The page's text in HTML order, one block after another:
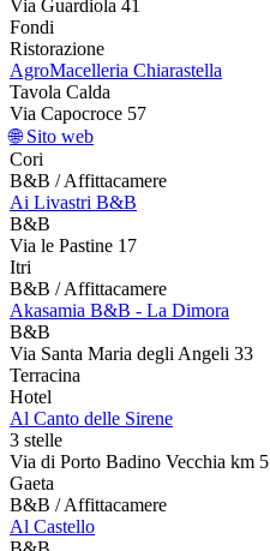
Via Guardiola 41
Fondi
Ristorazione
AgroMacelleria Chiarastella
Tavola Calda
Via Capocroce 57
🌐 Sito web
Cori
B&B / Affittacamere
Ai Livastri B&B
B&B
Via le Pastine 17
Itri
B&B / Affittacamere
Akasamia B&B - La Dimora
B&B
Via Santa Maria degli Angeli 33
Terracina
Hotel
Al Canto delle Sirene
3 stelle
Via di Porto Badino Vecchia km 5
Gaeta
B&B / Affittacamere
Al Castello